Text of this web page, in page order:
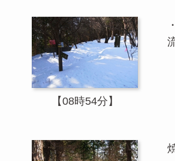
【08時54分】